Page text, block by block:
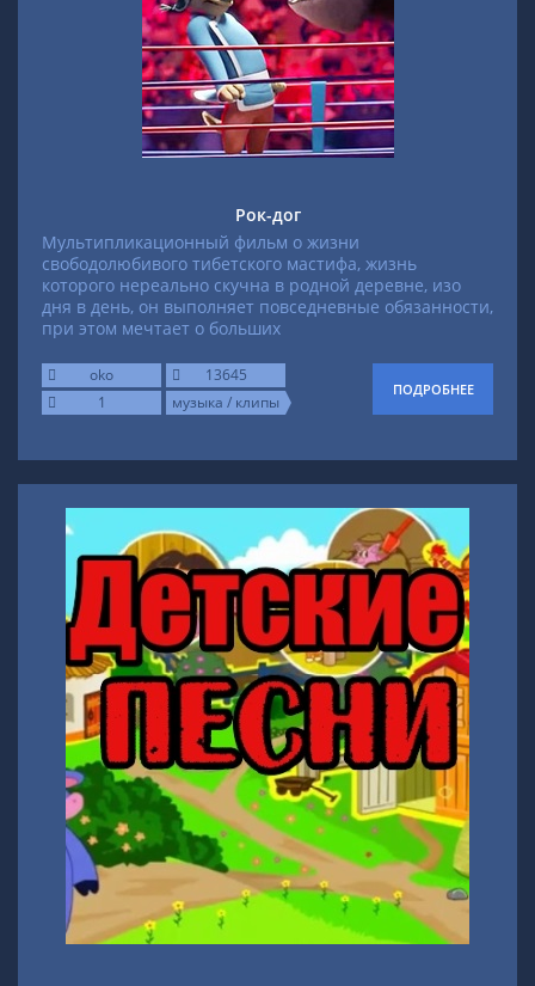
Рок-дог
Мультипликационный фильм о жизни
свободолюбивого тибетского мастифа, жизнь
которого нереально скучна в родной деревне, изо
дня в день, он выполняет повседневные обязанности,
при этом мечтает о больших
oko
13645
1
музыка / клипы
ПОДРОБНЕЕ